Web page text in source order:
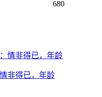
680
非得已，年龄